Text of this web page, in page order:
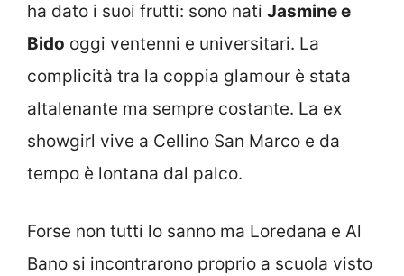
ha dato i suoi frutti: sono nati Jasmine e
Bido oggi ventenni e universitari. La
complicità tra la coppia glamour è stata
altalenante ma sempre costante. La ex
showgirl vive a Cellino San Marco e da
tempo è lontana dal palco.
Forse non tutti lo sanno ma Loredana e Al
Bano si incontrarono proprio a scuola visto